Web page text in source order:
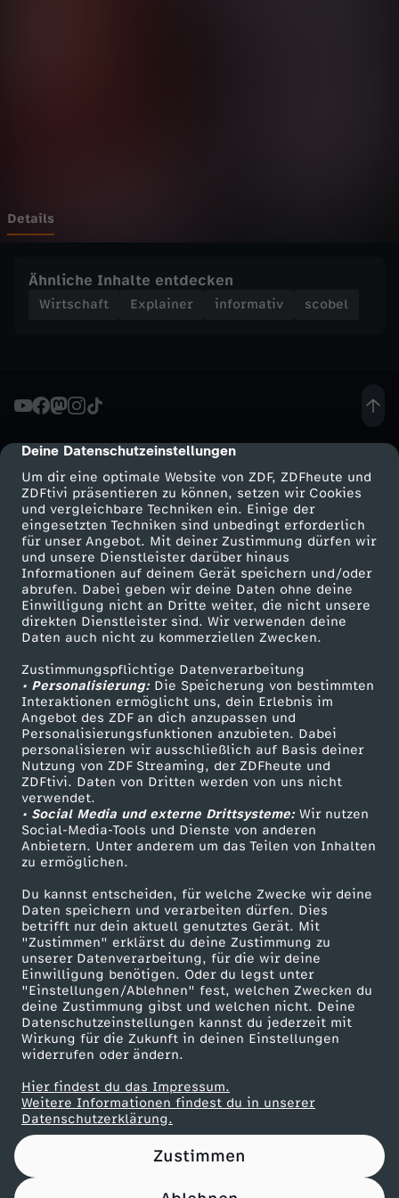
cmp-dialog-description
Deine Datenschutzeinstellungen
Um dir eine optimale Website von ZDF, ZDFheute und
ZDFtivi präsentieren zu können, setzen wir Cookies
und vergleichbare Techniken ein. Einige der
eingesetzten Techniken sind unbedingt erforderlich
für unser Angebot. Mit deiner Zustimmung dürfen wir
und unsere Dienstleister darüber hinaus
Informationen auf deinem Gerät speichern und/oder
abrufen. Dabei geben wir deine Daten ohne deine
Einwilligung nicht an Dritte weiter, die nicht unsere
direkten Dienstleister sind. Wir verwenden deine
Daten auch nicht zu kommerziellen Zwecken.
Zustimmungspflichtige Datenverarbeitung
• Personalisierung:Die Speicherung von bestimmten
Interaktionen ermöglicht uns, dein Erlebnis im
Angebot des ZDF an dich anzupassen und
Personalisierungsfunktionen anzubieten. Dabei
personalisieren wir ausschließlich auf Basis deiner
Nutzung von ZDF Streaming, der ZDFheute und
ZDFtivi. Daten von Dritten werden von uns nicht
verwendet.
• Social Media und externe Drittsysteme:Wir nutzen
Social-Media-Tools und Dienste von anderen
Anbietern. Unter anderem um das Teilen von Inhalten
zu ermöglichen.
Du kannst entscheiden, für welche Zwecke wir deine
Daten speichern und verarbeiten dürfen. Dies
betrifft nur dein aktuell genutztes Gerät. Mit
"Zustimmen" erklärst du deine Zustimmung zu
unserer Datenverarbeitung, für die wir deine
Einwilligung benötigen. Oder du legst unter
"Einstellungen/Ablehnen" fest, welchen Zwecken du
deine Zustimmung gibst und welchen nicht. Deine
Datenschutzeinstellungen kannst du jederzeit mit
Wirkung für die Zukunft in deinen Einstellungen
widerrufen oder ändern.
Hier findest du das Impressum.
Weitere Informationen findest du in unserer
Datenschutzerklärung.
Zustimmen
a
p
i
a
l
i
s
m
u
s
e
t
h
i
s
c
h
s
e
i
n
Details
Ähnliche Inhalte entdecken
Wirtschaft Explainer informativ scobel
Mehr ZDF
ZDF-Apps
Smart TV
ZDFtext
Livestreams
Sendungen A-Z
TV-Programm
Service
ZDFmitreden
Kontakt zum ZDF
Tickets
Zuschauerservice
Hilfe
ZDF Unternehmen
Karriere
ZDF goes Schule
Werbefernsehen
Mainzelmännchen
Partner